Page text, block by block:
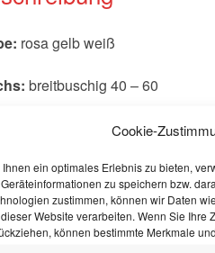
Cookie-
Ihnen ein optimales Erlebnis zu bieten,
zu speichern bzw.
zustimmen, können wir Daten
Website verarbeiten. Wenn Sie Ihre
können bestimmte Merkmale
rosa gelb
breitbuschig 40 –
leicht gefüllt 2 –
auffallend blühend und robust.
Blattgesundheit.
eingesetzt werden.